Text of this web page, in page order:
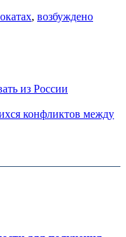
, возбуждено
из России
конфликтов между